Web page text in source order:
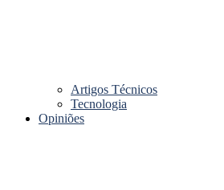
Artigos Técnicos
Tecnologia
Opiniões